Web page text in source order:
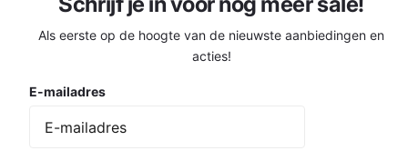
Als eerste op de hoogte van de nieuwste aanbiedingen en
acties!
E-mailadres